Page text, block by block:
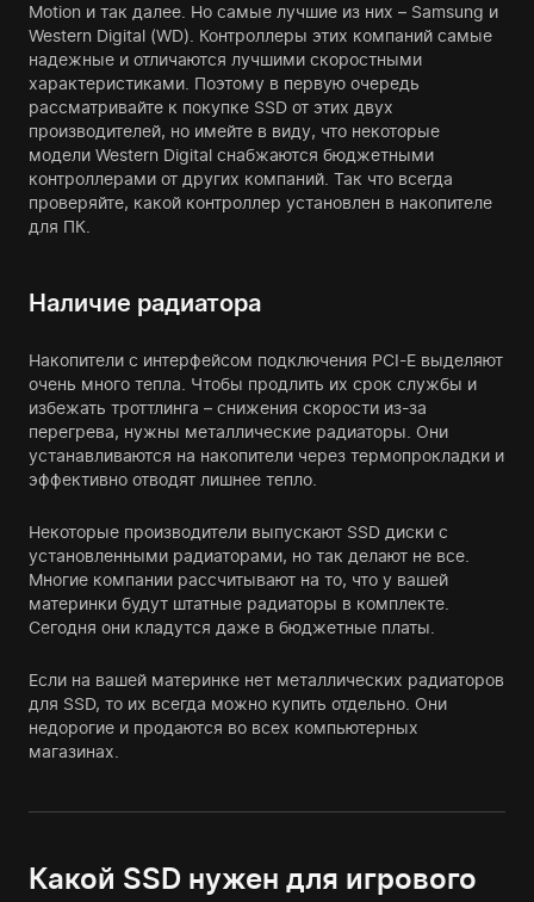
Motion и так далее. Но самые лучшие из них – Samsung и
Western Digital (WD). Контроллеры этих компаний самые
надежные и отличаются лучшими скоростными
характеристиками. Поэтому в первую очередь
рассматривайте к покупке SSD от этих двух
производителей, но имейте в виду, что некоторые
модели Western Digital снабжаются бюджетными
контроллерами от других компаний. Так что всегда
проверяйте, какой контроллер установлен в накопителе
для ПК.
Наличие радиатора
Накопители с интерфейсом подключения PCI-E выделяют
очень много тепла. Чтобы продлить их срок службы и
избежать троттлинга – снижения скорости из-за
перегрева, нужны металлические радиаторы. Они
устанавливаются на накопители через термопрокладки и
эффективно отводят лишнее тепло.
Некоторые производители выпускают SSD диски с
установленными радиаторами, но так делают не все.
Многие компании рассчитывают на то, что у вашей
материнки будут штатные радиаторы в комплекте.
Сегодня они кладутся даже в бюджетные платы.
Если на вашей материнке нет металлических радиаторов
для SSD, то их всегда можно купить отдельно. Они
недорогие и продаются во всех компьютерных
магазинах.
Какой SSD нужен для игрового